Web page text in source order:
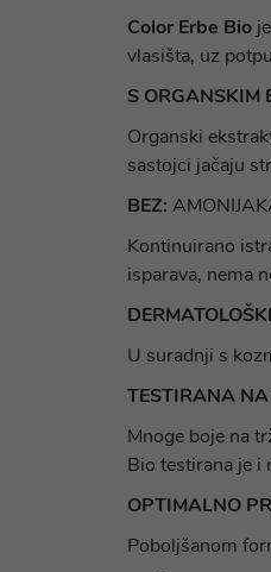
Color Erbe Bio
vlasišta, uz
S ORGANSKIM
Organski
sastojci jačaju
BEZ:
Kontinuirano
isparava, nema
U suradnji s
TESTIRANA NA
Mnoge boje na
Bio testirana je i
OPTIMALNO
Poboljšanom